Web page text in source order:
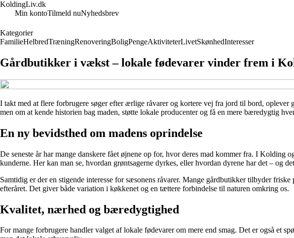
KoldingLiv.dk
Min kontoTilmeld nuNyhedsbrev
Kategorier
FamilieHelbredTræningRenoveringBoligPengeAktiviteterLivetSkønhedInteresser
Gårdbutikker i vækst – lokale fødevarer vinder frem i
I takt med at flere forbrugere søger efter ærlige råvarer og kortere vej fra jord til bord,
men om at kende historien bag maden, støtte lokale producenter og få en mere bæredygtig
En ny bevidsthed om madens oprindelse
De seneste år har mange danskere fået øjnene op for, hvor deres mad kommer fra. I
kunderne. Her kan man se, hvordan grøntsagerne dyrkes, eller hvordan dyrene har det – og
Samtidig er der en stigende interesse for sæsonens råvarer. Mange gårdbutikker tilbyder
efteråret. Det giver både variation i køkkenet og en tættere forbindelse til naturen omkring os.
Kvalitet, nærhed og bæredygtighed
For mange forbrugere handler valget af lokale fødevarer om mere end smag. Det er også et